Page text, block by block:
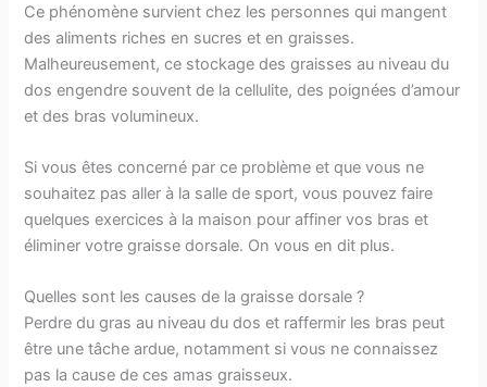
Ce phénomène survient chez les personnes qui mangent
des aliments riches en sucres et en graisses.
Malheureusement, ce stockage des graisses au niveau du
dos engendre souvent de la cellulite, des poignées d’amour
et des bras volumineux.
Si vous êtes concerné par ce problème et que vous ne
souhaitez pas aller à la salle de sport, vous pouvez faire
quelques exercices à la maison pour affiner vos bras et
éliminer votre graisse dorsale. On vous en dit plus.
Quelles sont les causes de la graisse dorsale ?
Perdre du gras au niveau du dos et raffermir les bras peut
être une tâche ardue, notamment si vous ne connaissez
pas la cause de ces amas graisseux.